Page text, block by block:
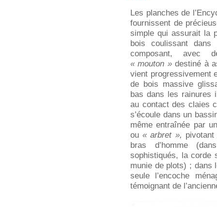
Les planches de
fournissent de
simple qui assurait la
bois coulissant dans
composant, avec
« mouton »destiné à
vient progressivement
de bois massive
bas dans les rainures
au contact des claies
s’écoule dans un
même entraînée par
ou« arbret »,
bras d’homme
sophistiqués, la corde
munie de plots) ; dans
seule l’encoche
témoignant de